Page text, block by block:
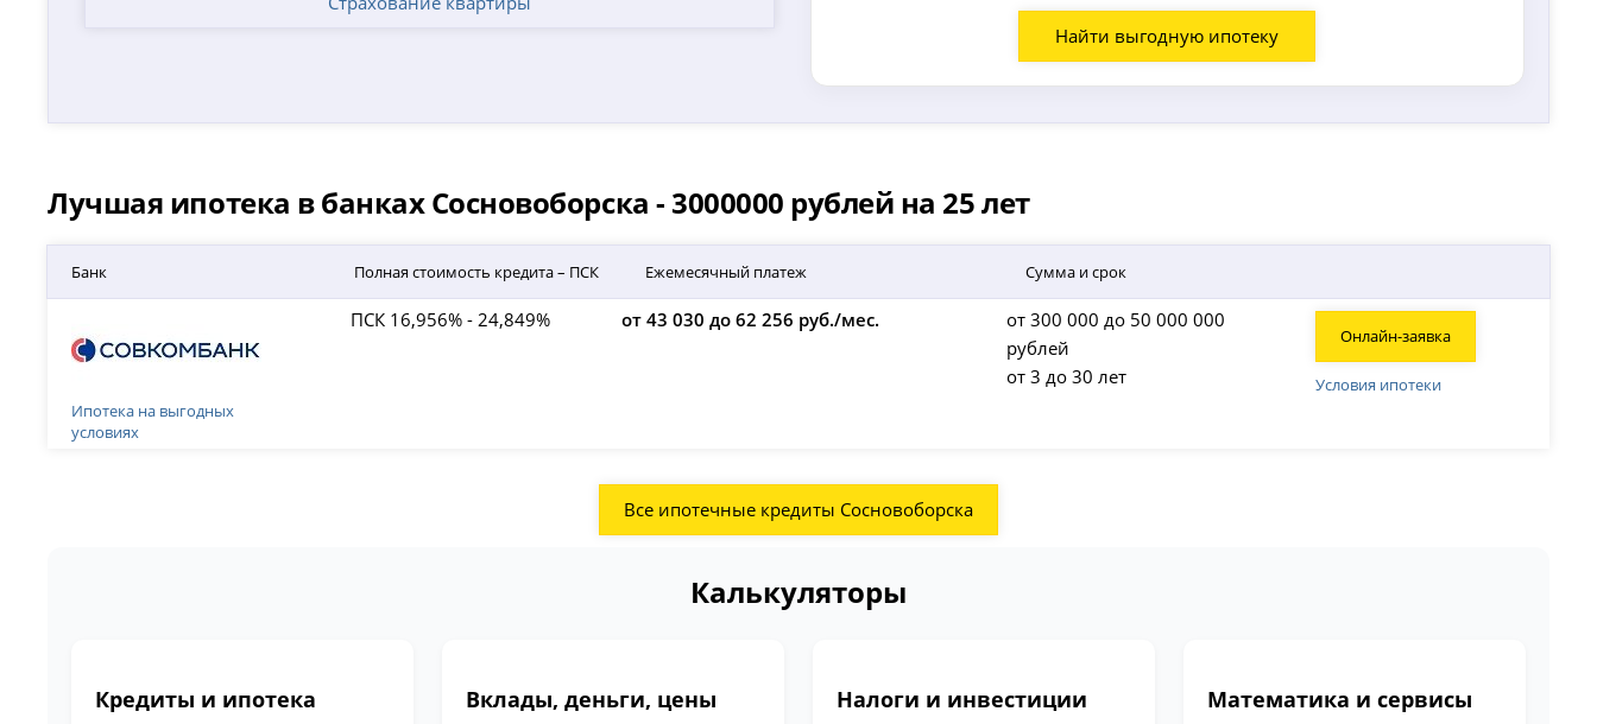
Найти выгодную ипотеку
Лучшая ипотека в банках Сосновоборска - 3000000 рублей на 25 лет
Банк Полная стоимость кредита – ПСК Ежемесячный платеж Сумма и срок
Ипотека на выгодных
условиях
ПСК 16,956% - 24,849% от 43 030 до 62 256 руб./мес.
от 300 000 до 50 000 000
рублей
от 3 до 30 лет
Условия ипотеки
Онлайн-заявка
Все ипотечные кредиты Сосновоборска
Калькуляторы
Кредиты и ипотека Вклады, деньги, цены Налоги и инвестиции Математика и сервисы